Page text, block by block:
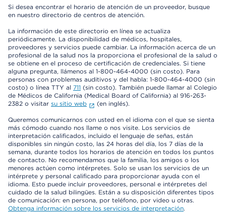
Si desea encontrar el horario de atención de un proveedor, busque
en nuestro directorio de centros de atención.
La información de este directorio en línea se actualiza
periódicamente. La disponibilidad de médicos, hospitales,
proveedores y servicios puede cambiar. La información acerca de un
profesional de la salud nos la proporciona el profesional de la salud o
se obtiene en el proceso de certificación de credenciales. Si tiene
alguna pregunta, llámenos al 1-800-464-4000 (sin costo). Para
personas con problemas auditivos y del habla: 1-800-464-4000 (sin
costo) o línea TTY al 711 (sin costo). También puede llamar al Colegio
de Médicos de California (Medical Board of California) al 916-263-
2382 o visitar su sitio web (en inglés).
Queremos comunicarnos con usted en el idioma con el que se sienta
más cómodo cuando nos llame o nos visite. Los servicios de
interpretación calificados, incluido el lenguaje de señas, están
disponibles sin ningún costo, las 24 horas del día, los 7 días de la
semana, durante todos los horarios de atención en todos los puntos
de contacto. No recomendamos que la familia, los amigos o los
menores actúen como intérpretes. Solo se usan los servicios de un
intérprete y personal calificado para proporcionar ayuda con el
idioma. Esto puede incluir proveedores, personal e intérpretes del
cuidado de la salud bilingües. Están a su disposición diferentes tipos
de comunicación: en persona, por teléfono, por video u otras.
Obtenga información sobre los servicios de interpretación.